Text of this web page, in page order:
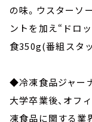
の味。ウスターソ
ントを加え“ドロ
食350g(番組スタ
◆冷凍食品ジャー
大学卒業後、オフ
凍食品に関する業